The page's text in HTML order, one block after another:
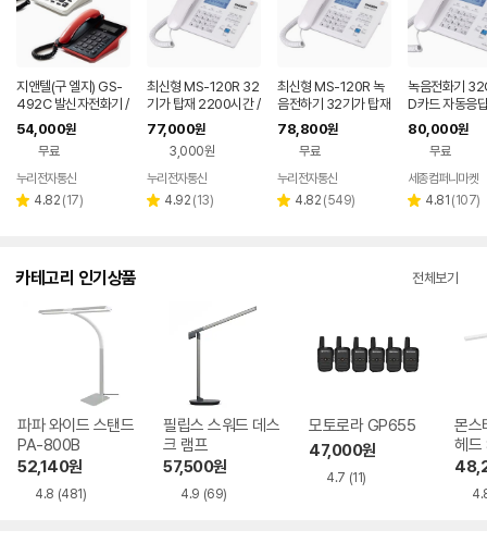
지앤텔(구 엘지) GS-
492C 발신자전화기 /
화이트 레드 / 도소매
납품전문
54,000원
무료
누리전자통신
별 4.82 리
(17)
최신형 MS-120R 32
기가 탑재 2200시간 /
헤드셋별매
77,000원
3,000원
누리전자통신
별 4.92 리
(13)
최신형 MS-120R 녹
음전하기 32기가 탑재
2500 시간 / 도매 납
품전문
78,800원
무료
누리전자통신
별 4.82 리
(549)
녹음전화기
D카드 자동응
자표시 자동녹
80,000원
무료
세종컴퍼니마켓
별 4.81 리
(107)
카테고리 인기상품 전체보기
파파 와이드 스탠드
PA-800B
52,140원
4.8 (481)
필립스 스워드 데스
크 램프
57,500원
4.9 (69)
모토로라 GP655
47,000원
4.7 (11)
몬스
헤
드